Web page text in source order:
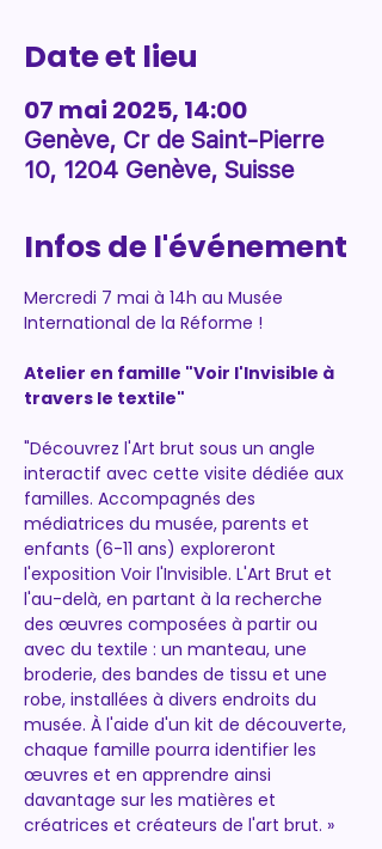
Date et lieu
07 mai 2025, 14:00
Genève, Cr de Saint-Pierre
10, 1204 Genève, Suisse
Infos de l'événement
Mercredi 7 mai à 14h au Musée
International de la Réforme !
Atelier en famille "Voir l'Invisible à
travers le textile"
"Découvrez l'Art brut sous un angle
interactif avec cette visite dédiée aux
familles. Accompagnés des
médiatrices du musée, parents et
enfants (6-11 ans) exploreront
l'exposition Voir l'Invisible. L'Art Brut et
l'au-delà, en partant à la recherche
des œuvres composées à partir ou
avec du textile : un manteau, une
broderie, des bandes de tissu et une
robe, installées à divers endroits du
musée. À l'aide d'un kit de découverte,
chaque famille pourra identifier les
œuvres et en apprendre ainsi
davantage sur les matières et
créatrices et créateurs de l'art brut. »